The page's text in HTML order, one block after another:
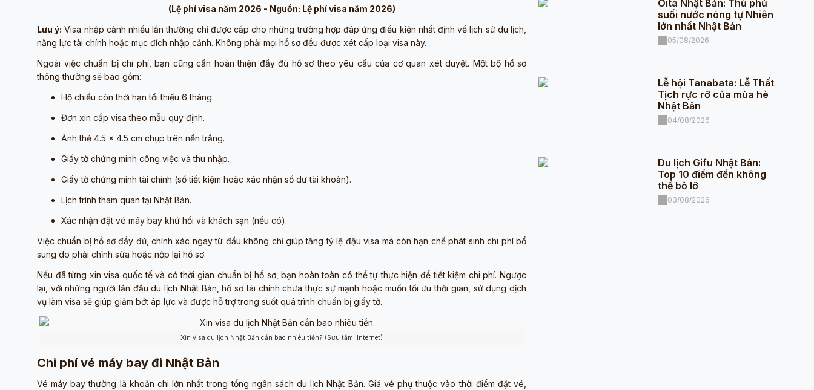
(Lệ phí visa năm 2026 - Nguồn: Lệ phí visa năm 2026)
Lưu ý: Visa nhập cảnh nhiều lần thường chỉ được cấp cho những trường hợp đáp ứng điều kiện nhất định về lịch sử du lịch,
năng lực tài chính hoặc mục đích nhập cảnh. Không phải mọi hồ sơ đều được xét cấp loại visa này.
Ngoài việc chuẩn bị chi phí, bạn cũng cần hoàn thiện đầy đủ hồ sơ theo yêu cầu của cơ quan xét duyệt. Một bộ hồ sơ
thông thường sẽ bao gồm:
Hộ chiếu còn thời hạn tối thiểu 6 tháng.
Đơn xin cấp visa theo mẫu quy định.
Ảnh thẻ 4.5 x 4.5 cm chụp trên nền trắng.
Giấy tờ chứng minh công việc và thu nhập.
Giấy tờ chứng minh tài chính (sổ tiết kiệm hoặc xác nhận số dư tài khoản).
Lịch trình tham quan tại Nhật Bản.
Xác nhận đặt vé máy bay khứ hồi và khách sạn (nếu có).
Việc chuẩn bị hồ sơ đầy đủ, chính xác ngay từ đầu không chỉ giúp tăng tỷ lệ đậu visa mà còn hạn chế phát sinh chi phí bổ
sung do phải chỉnh sửa hoặc nộp lại hồ sơ.
Nếu đã từng xin visa quốc tế và có thời gian chuẩn bị hồ sơ, bạn hoàn toàn có thể tự thực hiện để tiết kiệm chi phí. Ngược
lại, với những người lần đầu du lịch Nhật Bản, hồ sơ tài chính chưa thực sự mạnh hoặc muốn tối ưu thời gian, sử dụng dịch
vụ làm visa sẽ giúp giảm bớt áp lực và được hỗ trợ trong suốt quá trình chuẩn bị giấy tờ.
Xin visa du lịch Nhật Bản cần bao nhiêu tiền? (Sưu tầm: Internet)
Chi phí vé máy bay đi Nhật Bản
Vé máy bay thường là khoản chi lớn nhất trong tổng ngân sách du lịch Nhật Bản. Giá vé phụ thuộc vào thời điểm đặt vé,
Oita Nhật Bản: Thủ phủ
suối nước nóng tự Nhiên
lớn nhất Nhật Bản
05/08/2026
Lễ hội Tanabata: Lễ Thất
Tịch rực rỡ của mùa hè
Nhật Bản
04/08/2026
Du lịch Gifu Nhật Bản:
Top 10 điểm đến không
thể bỏ lỡ
03/08/2026